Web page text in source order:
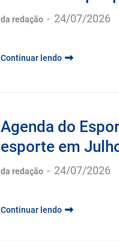
da redação - 24/07/2026
Continuar lendo
Agenda do
esporte em
da redação - 24/07/2026
Continuar lendo